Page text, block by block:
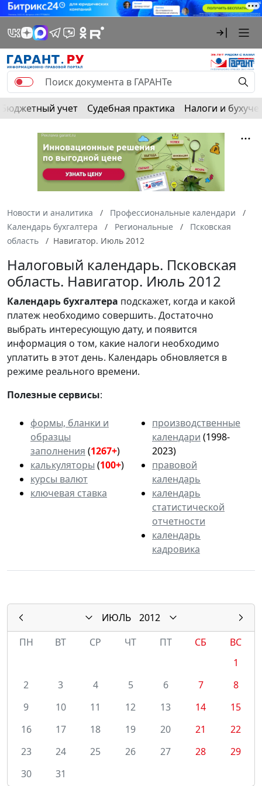
Бюджетный учет Судебная практика Налоги и
Новости и аналитика
Профессиональные календари
Календарь бухгалтера
Региональные
Псковская
область
Навигатор. Июль 2012
Налоговый календарь. Псковская
область. Навигатор. Июль 2012
Календарьбухгалтера подскажет, когда и какой
платеж необходимо совершить. Достаточно
выбрать интересующую дату, и появится
информация о том, какие налоги необходимо
уплатить в этот день. Календарь обновляется в
режиме реального времени.
Полезные сервисы:
формы, бланки и
образцы
заполнения (1267+)
калькуляторы (100+)
курсы валют
ключевая ставка
производственные
календари (1998-
2023)
правовой
календарь
календарь
статистической
отчетности
календарь
кадровика
ИЮЛЬ
2012
ПН
ВТ СР ЧТ ПТ СБ
ВС
1
2
3 4 5 6 7
8
9
10 11 12 13 14
15
16
17 18 19 20 21
22
23
24 25 26 27 28
29
30
31